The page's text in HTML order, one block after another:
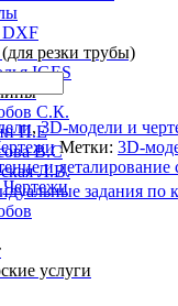
резки трубы)
IGES
С.К.
П.Е
В.С
Л.В.
задания по
услуги
,3D-модели и
Метки: 3D-
и деталирование
Чертежи